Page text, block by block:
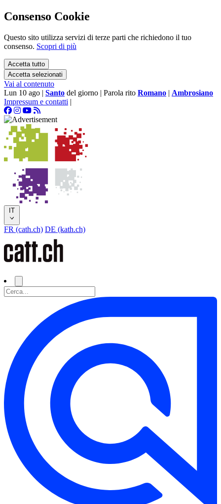
Consenso Cookie
Questo sito utilizza servizi di terze parti che richiedono il tuo
consenso. Scopri di più
Accetta tutto
Accetta selezionati
Vai al contenuto
Lun 10 ago | Santo del giorno | Parola rito Romano | Ambrosiano
Impressum e contatti |
IT
FR (cath.ch) DE (kath.ch)